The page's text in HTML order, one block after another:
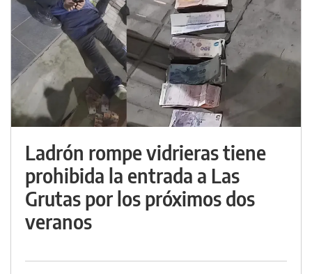
Ladrón rompe vidrieras tiene
prohibida la entrada a Las
Grutas por los próximos dos
veranos